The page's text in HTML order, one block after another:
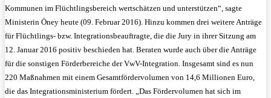
Kommunen im Flüchtlingsbereich wertschätzen und unterstützen“, sagte
Ministerin Öney heute (09. Februar 2016). Hinzu kommen drei weitere Anträge
für Flüchtlings- bzw. Integrationsbeauftragte, die die Jury in ihrer Sitzung am
12. Januar 2016 positiv beschieden hat. Beraten wurde auch über die Anträge
für die sonstigen Förderbereiche der VwV-Integration. Insgesamt sind es nun
220 Maßnahmen mit einem Gesamtfördervolumen von 14,6 Millionen Euro,
die das Integrationsministerium fördert. „Das Fördervolumen hat sich im